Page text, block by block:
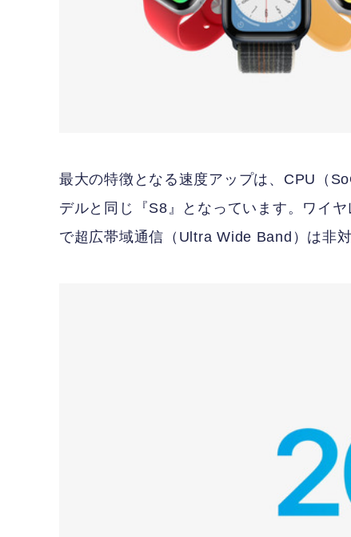
最大の特徴となる速度アップは、CPU（
デルと同じ『S8』となっています。ワイ
で超広帯域通信（Ultra Wide Band）は非